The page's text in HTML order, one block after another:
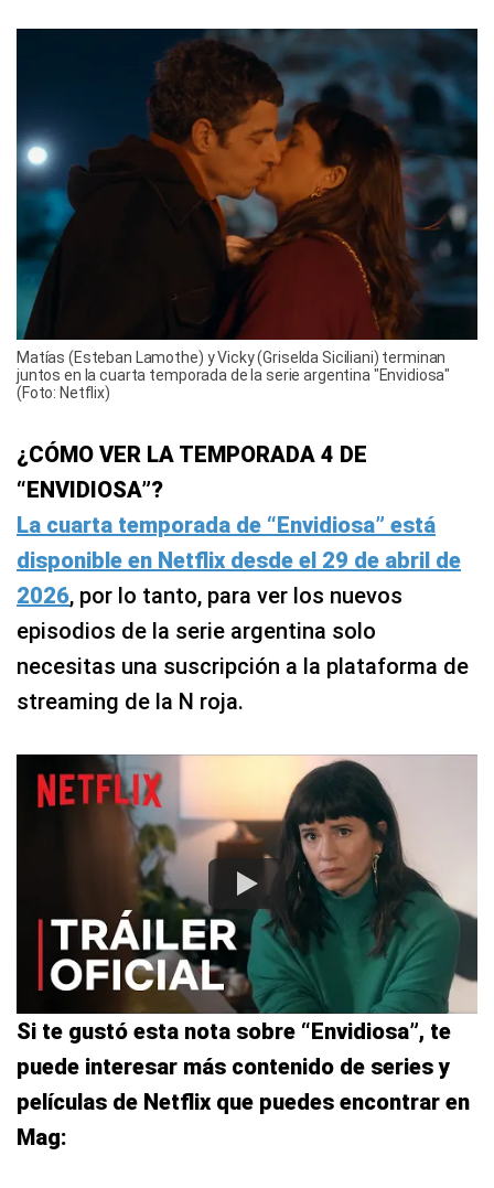
Matías (Esteban Lamothe) y Vicky (Griselda Siciliani) terminan
juntos en la cuarta temporada de la serie argentina "Envidiosa"
(Foto: Netflix)
¿CÓMO VER LA TEMPORADA 4 DE
“ENVIDIOSA”?
La cuarta temporada de “Envidiosa” está
disponible en Netflix desde el 29 de abril de
2026, por lo tanto, para ver los nuevos
episodios de la serie argentina solo
necesitas una suscripción a la plataforma de
streaming de la N roja.
Si te gustó esta nota sobre “Envidiosa”, te
puede interesar más contenido de series y
películas de Netflix que puedes encontrar en
Mag: